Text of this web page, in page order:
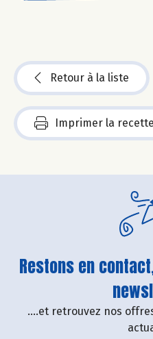
Retour à la liste
Imprimer la recette
Restons en
....et retrouvez nos